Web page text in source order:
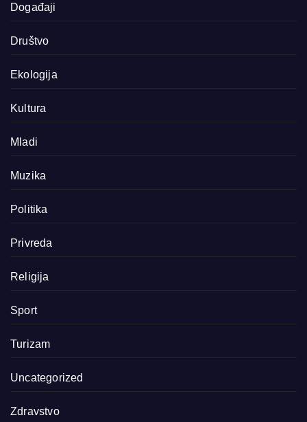
Događaji
Društvo
Ekologija
Kultura
Mladi
Muzika
Politika
Privreda
Religija
Sport
Turizam
Uncategorized
Zdravstvo